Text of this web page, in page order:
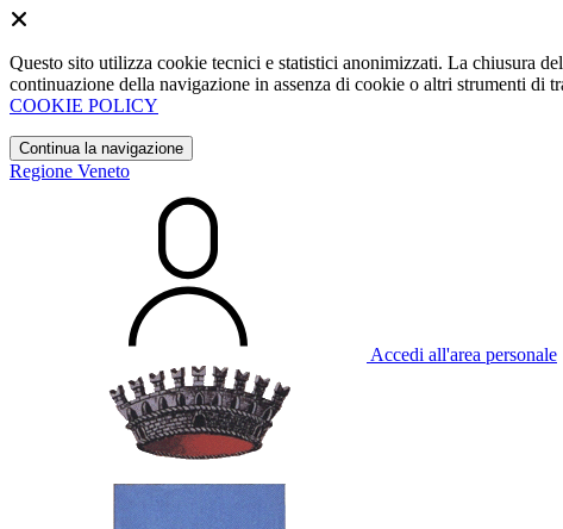
Questo sito utilizza cookie tecnici e statistici anonimizzati. La chiusura
continuazione della navigazione in assenza di cookie o altri strumenti di
COOKIE POLICY
Continua la navigazione
Regione Veneto
Accedi all'area personale